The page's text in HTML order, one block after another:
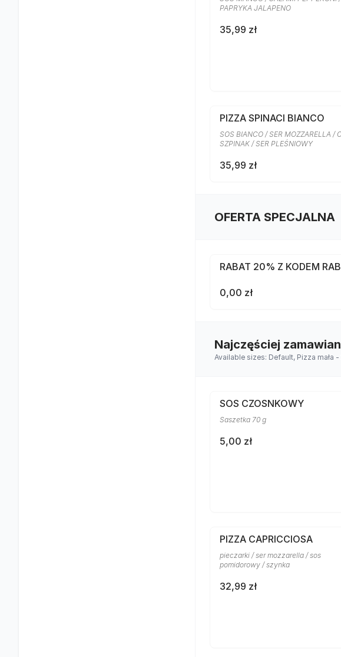
PAPRYKA JALAPENO
35,99 zł
PIZZA SPINACI BIANCO
SOS BIANCO / SER MOZZARELLA /
SZPINAK / SER PLEŚNIOWY
35,99 zł
OFERTA SPECJALNA
RABAT 20% Z KODEM
0,00 zł
Najczęściej
Available sizes: Default, Pizza mała
SOS CZOSNKOWY
Saszetka 70 g
5,00 zł
PIZZA CAPRICCIOSA
pieczarki / ser mozzarella / sos
pomidorowy / szynka
32,99 zł